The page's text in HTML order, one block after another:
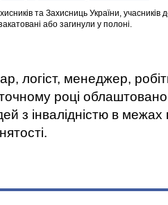
та Захисниць України,
або загинули у полоні.
логіст, менеджер,
році
з інвалідністю в межах